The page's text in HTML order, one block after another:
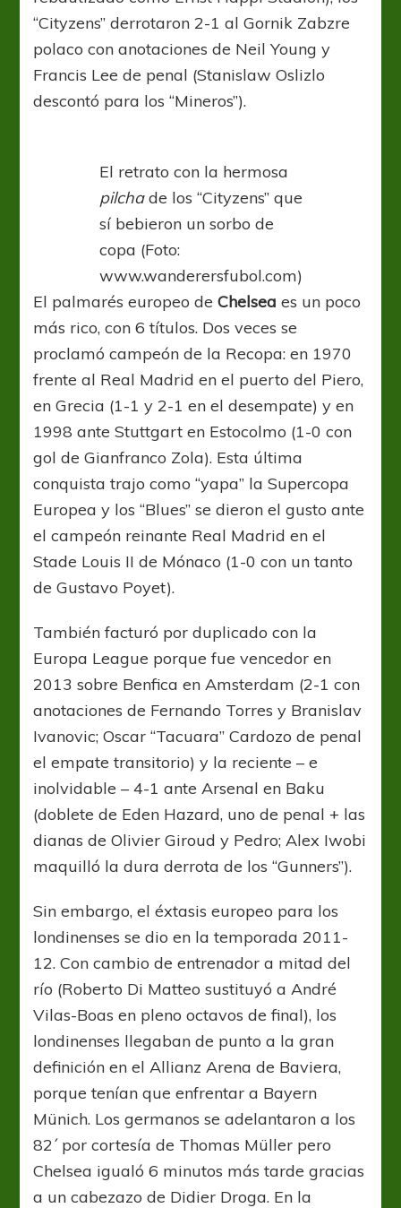
“Cityzens” derrotaron 2-1 al Gornik Zabzre
polaco con anotaciones de Neil Young y
Francis Lee de penal (Stanislaw Oslizlo
descontó para los “Mineros”).
El retrato con la hermosa
pilchade los “Cityzens” que
sí bebieron un sorbo de
copa (Foto:
www.wanderersfubol.com)
El palmarés europeo deChelsea es un poco
más rico, con 6 títulos. Dos veces se
proclamó campeón de la Recopa: en 1970
frente al Real Madrid en el puerto del Piero,
en Grecia (1-1 y 2-1 en el desempate) y en
1998 ante Stuttgart en Estocolmo (1-0 con
gol de Gianfranco Zola). Esta última
conquista trajo como “yapa” la Supercopa
Europea y los “Blues” se dieron el gusto ante
el campeón reinante Real Madrid en el
Stade Louis II de Mónaco (1-0 con un tanto
de Gustavo Poyet).
También facturó por duplicado con la
Europa League porque fue vencedor en
2013 sobre Benfica en Amsterdam (2-1 con
anotaciones de Fernando Torres y Branislav
Ivanovic; Oscar “Tacuara” Cardozo de penal
el empate transitorio) y la reciente – e
inolvidable – 4-1 ante Arsenal en Baku
(doblete de Eden Hazard, uno de penal + las
dianas de Olivier Giroud y Pedro; Alex Iwobi
maquilló la dura derrota de los “Gunners”).
Sin embargo, el éxtasis europeo para los
londinenses se dio en la temporada 2011-
12. Con cambio de entrenador a mitad del
río (Roberto Di Matteo sustituyó a André
Vilas-Boas en pleno octavos de final), los
londinenses llegaban de punto a la gran
definición en el Allianz Arena de Baviera,
porque tenían que enfrentar a Bayern
Münich. Los germanos se adelantaron a los
82´ por cortesía de Thomas Müller pero
Chelsea igualó 6 minutos más tarde gracias
a un cabezazo de Didier Droga. En la